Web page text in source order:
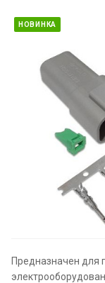
НОВИНКА
Предназначен для